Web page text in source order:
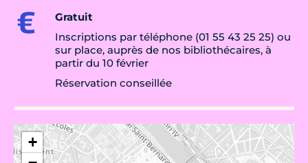
Gratuit
Inscriptions par téléphone (01 55 43 25 25) ou
sur place, auprès de nos bibliothécaires, à
partir du 10 février
Réservation conseillée
+